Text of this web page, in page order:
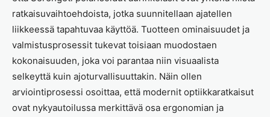
ratkaisuvaihtoehdoista, jotka suunnitellaan ajatellen
liikkeessä tapahtuvaa käyttöä. Tuotteen ominaisuudet ja
valmistusprosessit tukevat toisiaan muodostaen
kokonaisuuden, joka voi parantaa niin visuaalista
selkeyttä kuin ajoturvallisuuttakin. Näin ollen
arviointiprosessi osoittaa, että modernit optiikkaratkaisut
ovat nykyautoilussa merkittävä osa ergonomian ja